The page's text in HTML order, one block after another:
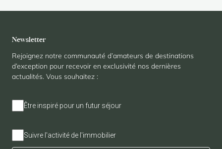
Newsletter
Rejoignez notre communauté d’amateurs de destinations
d’exception pour recevoir en exclusivité nos dernières
actualités. Vous souhaitez :
Être inspiré pour un futur séjour
Suivre l'activité de l'immobilier